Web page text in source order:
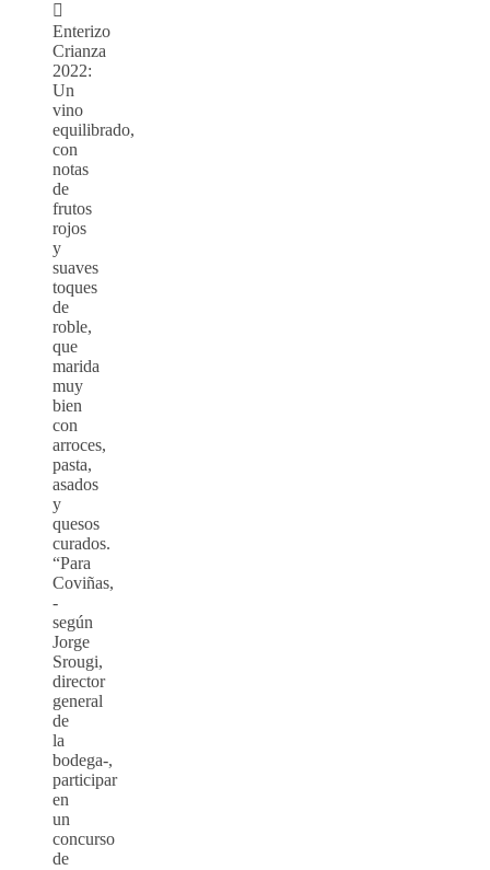

Enterizo
Crianza
2022:
Un
vino
equilibrado,
con
notas
de
frutos
rojos
y
suaves
toques
de
roble,
que
marida
muy
bien
con
arroces,
pasta,
asados
y
quesos
curados.
“Para
Coviñas,
-
según
Jorge
Srougi,
director
general
de
la
bodega-,
participar
en
un
concurso
de